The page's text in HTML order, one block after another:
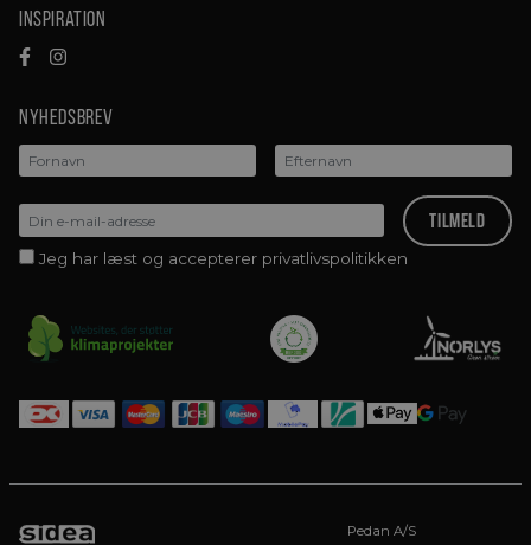
Inspiration
Nyhedsbrev
Jeg har læst og accepterer privatlivspolitikken
Pedan A/S